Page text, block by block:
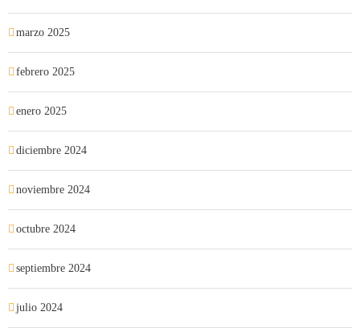
marzo 2025
febrero 2025
enero 2025
diciembre 2024
noviembre 2024
octubre 2024
septiembre 2024
julio 2024